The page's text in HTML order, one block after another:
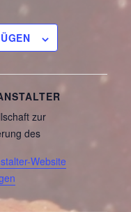
zur
des
Website